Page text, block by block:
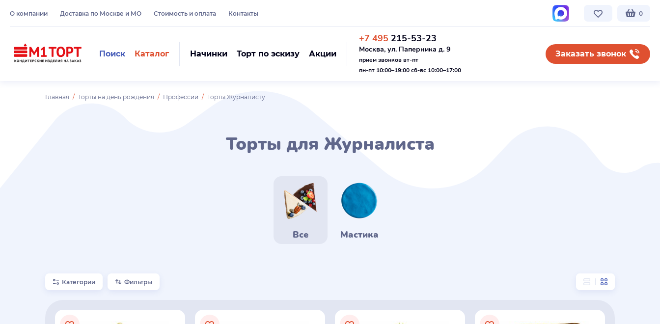
О компании Доставка по Москве и МО Стоимость и оплата Контакты 0
Поиск Каталог Начинки Торт по эскизу Акции
+7 495 215-53-23
Москва, ул. Паперника д. 9
прием звонков вт-пт
пн-пт 10:00–19:00 сб-вс 10:00–17:00
Заказать звонок
Главная Торты на день рождения Профессии Торты Журналисту
Торты для Журналиста
Все Мастика
Категории Фильтры